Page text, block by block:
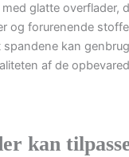
glatte overflader,
og forurenende
kan
af de
kan